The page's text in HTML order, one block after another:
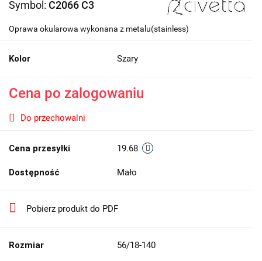
Symbol: C2066 C3
Oprawa okularowa wykonana z metalu(stainless)
Kolor Szary
Cena po zalogowaniu
Do przechowalni
Cena przesyłki 19.68
Dostępność Mało
Pobierz produkt do PDF
Rozmiar 56/18-140